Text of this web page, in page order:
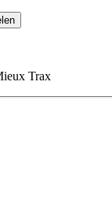
Trax